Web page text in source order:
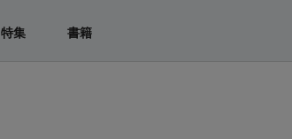
特集 書籍